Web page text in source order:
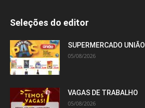
Seleções do editor
SUPERMERCADO UNIÃO
05/08/2026
VAGAS DE TRABALHO
05/08/2026